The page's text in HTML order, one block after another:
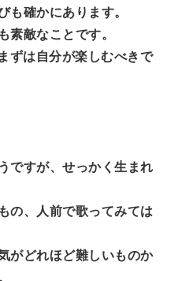
も確かにあります。
素敵なことです。
ずは自分が楽しむべきで
ですが、せっかく生まれ
の、人前で歌ってみては
がどれほど難しいものか